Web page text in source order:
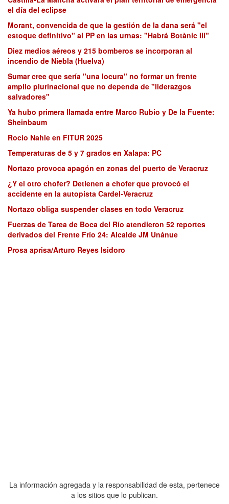
el día del eclipse
Morant, convencida de que la gestión de la dana será "el
estoque definitivo" al PP en las urnas: "Habrá Botànic III"
Diez medios aéreos y 215 bomberos se incorporan al
incendio de Niebla (Huelva)
Sumar cree que sería "una locura" no formar un frente
amplio plurinacional que no dependa de "liderazgos
salvadores"
Ya hubo primera llamada entre Marco Rubio y De la Fuente:
Sheinbaum
Rocío Nahle en FITUR 2025
Temperaturas de 5 y 7 grados en Xalapa: PC
Nortazo provoca apagón en zonas del puerto de Veracruz
¿Y el otro chofer? Detienen a chofer que provocó el
accidente en la autopista Cardel-Veracruz
Nortazo obliga suspender clases en todo Veracruz
Fuerzas de Tarea de Boca del Río atendieron 52 reportes
derivados del Frente Frío 24: Alcalde JM Unánue
Prosa aprisa/Arturo Reyes Isidoro
La información agregada y la responsabilidad de esta, pertenece
a los sitios que lo publican.